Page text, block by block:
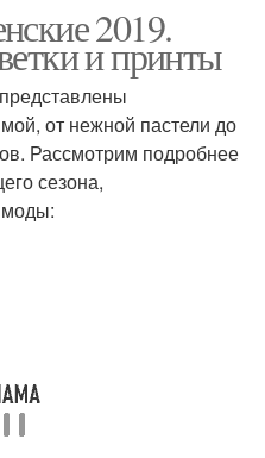
2019.
и принты
от нежной пастели до
Рассмотрим подробнее
сезона,
моды: